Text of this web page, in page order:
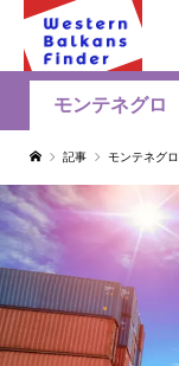
モンテネグロ
記事 モンテネグロ